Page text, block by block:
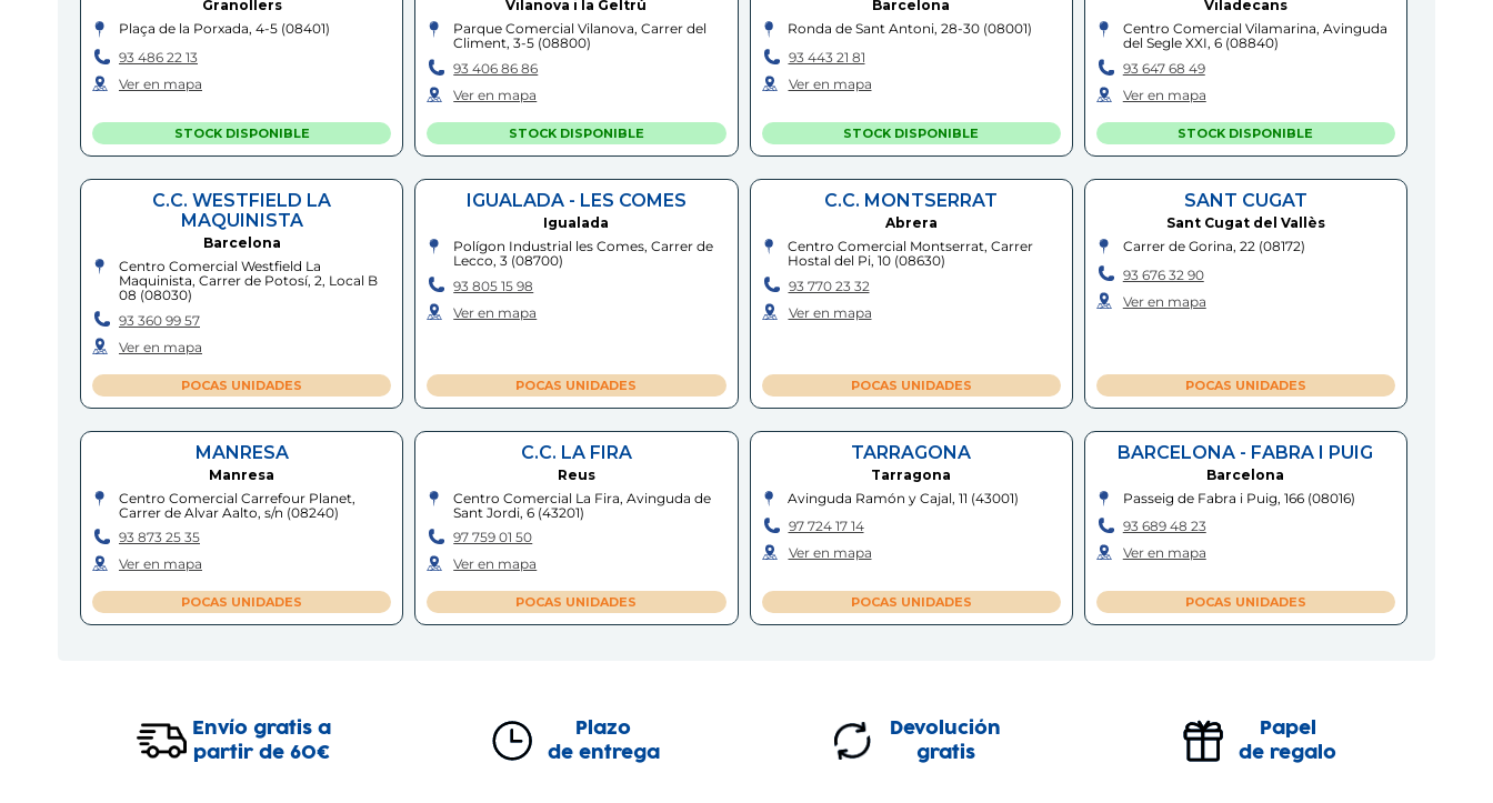
Granollers
Plaça de la Porxada, 4-5(08401)
93 486 22 13
Ver en mapa
STOCK DISPONIBLE
Vilanova i la Geltrú
Parque Comercial Vilanova, Carrer del
Climent, 3-5 (08800)
93 406 86 86
Ver en mapa
STOCK DISPONIBLE
Barcelona
Ronda de Sant Antoni, 28-30 (08001)
93 443 21 81
Ver en mapa
STOCK DISPONIBLE
Viladecans
Centro Comercial Vilamarina, Avinguda
del Segle XXI, 6(08840)
93 647 68 49
Ver en mapa
STOCK DISPONIBLE
C.C. WESTFIELD LA
MAQUINISTA
Barcelona
Centro Comercial Westfield La
Maquinista, Carrer de Potosí, 2, Local B
08 (08030)
93 360 99 57
Ver en mapa
POCAS UNIDADES
IGUALADA - LES COMES
Igualada
Polígon Industrial les Comes, Carrer de
Lecco, 3 (08700)
93 805 15 98
Ver en mapa
POCAS UNIDADES
C.C. MONTSERRAT
Abrera
Centro Comercial Montserrat, Carrer
Hostal del Pi, 10 (08630)
93 770 23 32
Ver en mapa
POCAS UNIDADES
SANT CUGAT
Sant Cugat del Vallès
Carrer de Gorina, 22(08172)
93 676 32 90
Ver en mapa
POCAS UNIDADES
MANRESA
Manresa
Centro Comercial Carrefour Planet,
Carrer de Alvar Aalto, s/n (08240)
93 873 25 35
Ver en mapa
POCAS UNIDADES
C.C. LA FIRA
Reus
Centro Comercial La Fira, Avinguda de
Sant Jordi, 6 (43201)
97 759 01 50
Ver en mapa
POCAS UNIDADES
TARRAGONA
Tarragona
Avinguda Ramón y Cajal, 11 (43001)
97 724 17 14
Ver en mapa
POCAS UNIDADES
BARCELONA - FABRA I PUIG
Barcelona
Passeig de Fabra i Puig, 166(08016)
93 689 48 23
Ver en mapa
POCAS UNIDADES
Carrer Gran de Gràcia, 183, 185
93 218 68 60
Envío gratis a
partir de 60€
Plazo
de entrega
Devolución
gratis
Papel
de regalo